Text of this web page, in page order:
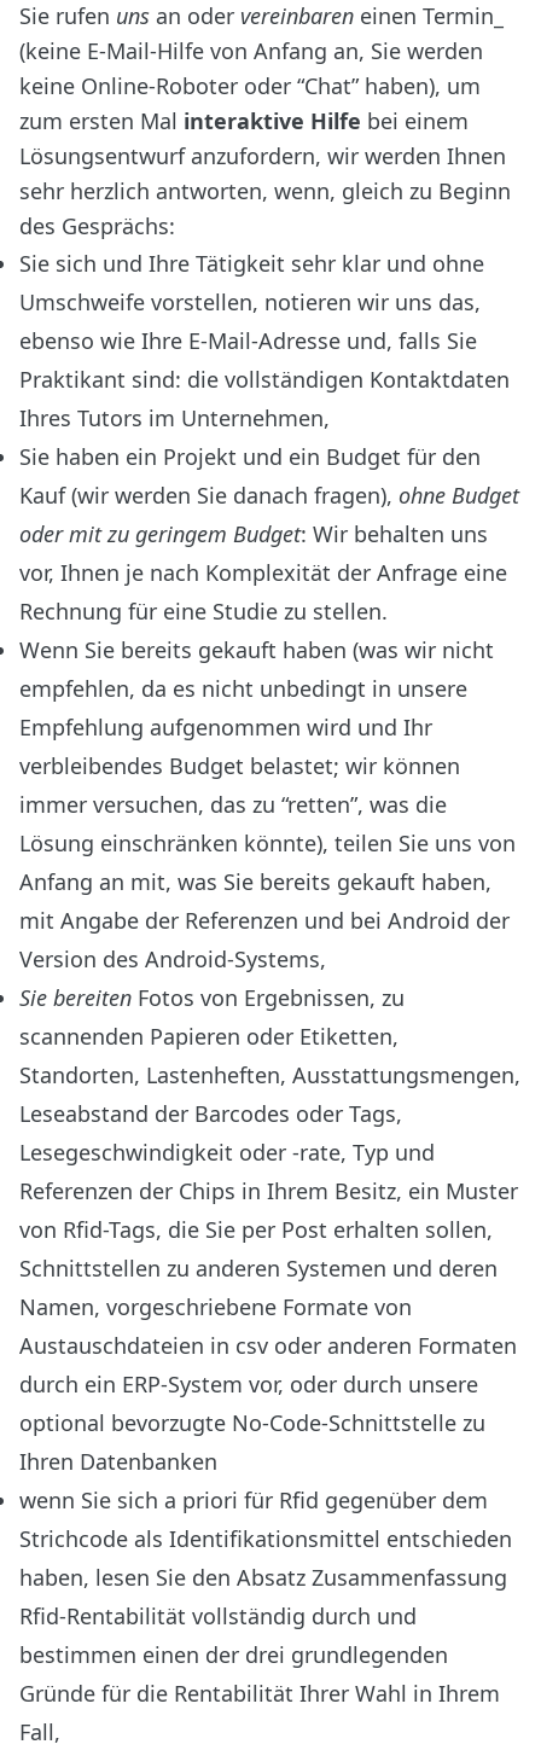
Sie rufen uns an oder vereinbaren einen Termin_
(keine E-Mail-Hilfe von Anfang an, Sie werden
keine Online-Roboter oder “Chat” haben), um
zum ersten Mal interaktive Hilfe bei einem
Lösungsentwurf anzufordern, wir werden Ihnen
sehr herzlich antworten, wenn, gleich zu Beginn
des Gesprächs:
Sie sich und Ihre Tätigkeit sehr klar und ohne
Umschweife vorstellen, notieren wir uns das,
ebenso wie Ihre E-Mail-Adresse und, falls Sie
Praktikant sind: die vollständigen Kontaktdaten
Ihres Tutors im Unternehmen,
Sie haben ein Projekt und ein Budget für den
Kauf (wir werden Sie danach fragen), ohne Budget
oder mit zu geringem Budget: Wir behalten uns
vor, Ihnen je nach Komplexität der Anfrage eine
Rechnung für eine Studie zu stellen.
Wenn Sie bereits gekauft haben (was wir nicht
empfehlen, da es nicht unbedingt in unsere
Empfehlung aufgenommen wird und Ihr
verbleibendes Budget belastet; wir können
immer versuchen, das zu “retten”, was die
Lösung einschränken könnte), teilen Sie uns von
Anfang an mit, was Sie bereits gekauft haben,
mit Angabe der Referenzen und bei Android der
Version des Android-Systems,
Sie bereiten Fotos von Ergebnissen, zu
scannenden Papieren oder Etiketten,
Standorten, Lastenheften, Ausstattungsmengen,
Leseabstand der Barcodes oder Tags,
Lesegeschwindigkeit oder -rate, Typ und
Referenzen der Chips in Ihrem Besitz, ein Muster
von Rfid-Tags, die Sie per Post erhalten sollen,
Schnittstellen zu anderen Systemen und deren
Namen, vorgeschriebene Formate von
Austauschdateien in csv oder anderen Formaten
durch ein ERP-System vor, oder durch unsere
optional bevorzugte No-Code-Schnittstelle zu
Ihren Datenbanken
wenn Sie sich a priori für Rfid gegenüber dem
Strichcode als Identifikationsmittel entschieden
haben, lesen Sie den Absatz Zusammenfassung
Rfid-Rentabilität vollständig durch und
bestimmen einen der drei grundlegenden
Gründe für die Rentabilität Ihrer Wahl in Ihrem
Fall,